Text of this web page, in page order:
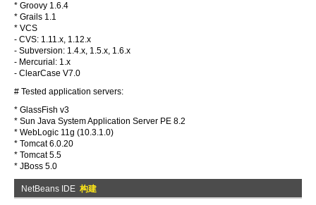
* Groovy 1.6.4
* Grails 1.1
* VCS
- CVS: 1.11.x, 1.12.x
- Subversion: 1.4.x, 1.5.x, 1.6.x
- Mercurial: 1.x
- ClearCase V7.0
# Tested application servers:
* GlassFish v3
* Sun Java System Application Server PE 8.2
* WebLogic 11g (10.3.1.0)
* Tomcat 6.0.20
* Tomcat 5.5
* JBoss 5.0
NetBeans IDE 构建